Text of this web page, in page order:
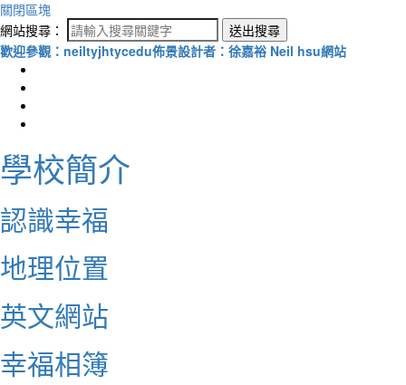
關閉區塊
網站搜尋：
送出搜尋
歡迎參觀：neiltyjhtycedu佈景設計者：徐嘉裕 Neil hsu網站
學校簡介
認識幸福
地理位置
英文網站
幸福相簿